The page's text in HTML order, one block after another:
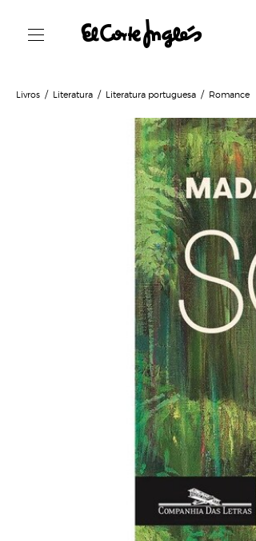
Livros Literatura Literatura portuguesa Romance